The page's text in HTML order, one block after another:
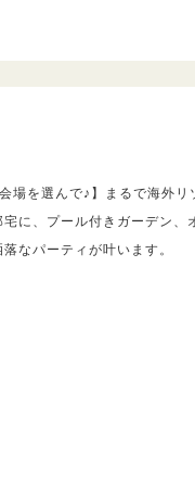
場を選んで♪】まるで海外
に、プール付きガーデン、
なパーティが叶います。